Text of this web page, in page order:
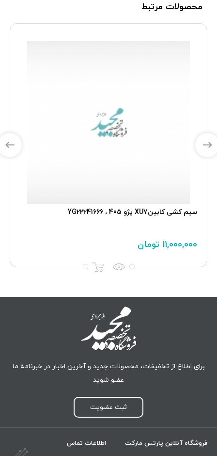
محصولات مرتبط
سیم کشی کابینXU7 پژو 405 ، YG22241666
۱۱,۰۰۰,۰۰۰ تومان
برای اطلاع از تخفیفات، محصولات جدید و آخرین اخبار در خبرنامه ما
عضو شوید
ثبت عضویت
فروشگاه آنلاین پارتس مارکت اطلاعات تماس